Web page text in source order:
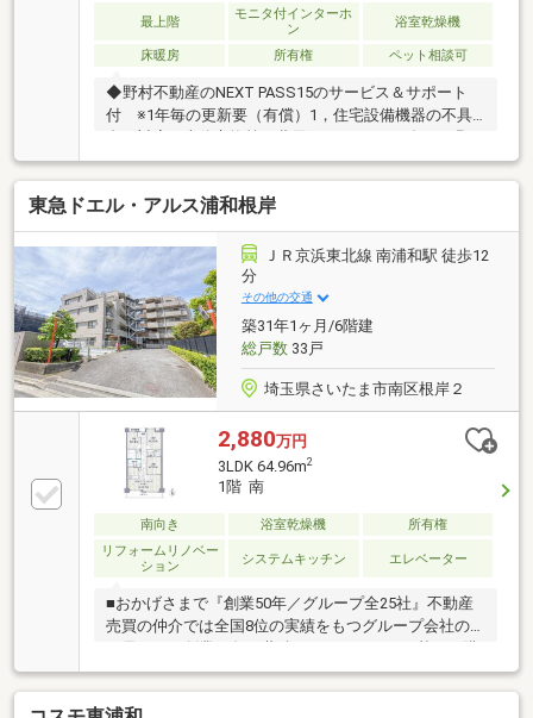
最上階
モニタ付インターホ
ン
浴室乾燥機
床暖房 所有権 ペット相談可
◆野村不動産のNEXT PASS15のサービス＆サポート
付 ※1年毎の更新要（有償）1，住宅設備機器の不具
村不動産が負担2，緊急時や各不具合に対応 修理も
55，000円/箇所まで野村不動産が負担3，長期メンテ
ナンスサポート 無料点検・メンテナンス実施◆3LDK
への変更も可能（有償）◆最上階・6階部分、スカイ
ツリー・花火大会・富士山を望む（天候による）◆納
戸・WICやトランクルーム・屋外水栓等を備えた充実
の設備◆ペット飼育可（飼育細則有）
東急ドエル・アルス浦和根岸
ＪＲ京浜東北線 南浦和駅 徒歩12
分
その他の交通
築31年1ヶ月/6階建
総戸数33戸
埼玉県さいたま市南区根岸２
2,880万円
3LDK 64.96m2
1階 南
南向き 浴室乾燥機
所有権
リフォームリノベー
ション
システムキッチン エレベーター
■おかげさまで『創業50年／グループ全25社』不動産
売買の仲介では全国8位の実績をもつグループ会社の
入・ご売却・お買替え全てをサポート致します■東宝
ハウスNEXTアフターサポート専門のグループ会社。